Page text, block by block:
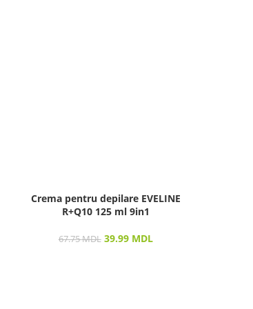
Crema pentru depilare EVELINE
R+Q10 125 ml 9in1
67.75MDL 39.99 MDL